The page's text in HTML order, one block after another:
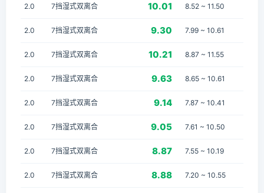
2.0 7挡湿式双离合 10.01 8.52 ~ 11.50
2.0 7挡湿式双离合 9.30 7.99 ~ 10.61
2.0 7挡湿式双离合 10.21 8.87 ~ 11.55
2.0 7挡湿式双离合 9.63 8.65 ~ 10.61
2.0 7挡湿式双离合 9.14 7.87 ~ 10.41
2.0 7挡湿式双离合 9.05 7.61 ~ 10.50
2.0 7挡湿式双离合 8.87 7.55 ~ 10.19
2.0 7挡湿式双离合 8.88 7.20 ~ 10.55